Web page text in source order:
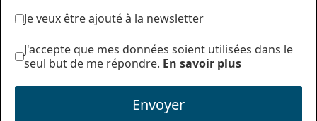
Je veux être ajouté à la newsletter
J'accepte que mes données soient utilisées dans le
seul but de me répondre. En savoir plus
Envoyer